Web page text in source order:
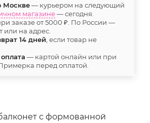
Москве— курьером на следующий
магазине— сегодня.
заказе от 5000 ₽. По России —
или на адрес.
14 дней , если товар не
— картой онлайн или при
перед оплатой.
с формованной